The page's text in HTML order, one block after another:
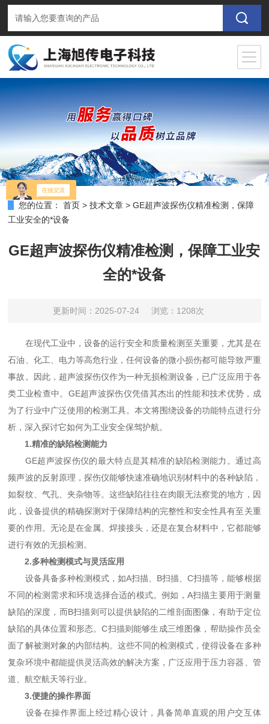
您的位置： 首页 >技术文章 >GE超声波探伤仪精准检测，保障
工业安全的*设备
GE超声波探伤仪精准检测，保障工业安
全的*设备
更新时间：2025-07-24 浏览：1208次
在现代工业中，设备的运行安全和质量检测至关重要，尤其是在
石油、化工、电力等高危行业，任何设备的微小损伤都可能导致严重
事故。因此，超声波探伤仪作为一种无损检测设备，已广泛应用于各
类工业检查中。GE超声波探伤仪凭借其杰出的性能和技术优势，成
为了行业中广泛使用的检测工具。本文将围绕设备的功能特点进行分
析，深入探讨它如何为工业安全保驾护航。
1.精准的缺陷检测能力
GE超声波探伤仪的最大特点是其精准的缺陷检测能力。通过高
频声波的反射原理，探伤仪能够快速准确地识别材料中的各种缺陷，
如裂纹、气孔、夹杂物等。这些缺陷往往在肉眼无法察觉的地方，因
此，设备提供的精确探测对于保障结构的完整性和安全性具有至关重
要的作用。无论是在金属、焊接接头，还是在复合材料中，它都能够
进行有效的无损检测。
2.多种检测模式与灵活应用
设备具备多种检测模式，如A扫描、B扫描、C扫描等，能够根据
不同的检测需求和环境选择合适的模式。例如，A扫描主要用于测量
缺陷的深度，而B扫描则可以提供缺陷的二维剖面图像，有助于定位
缺陷的具体位置和形态。C扫描则能够生成三维图像，帮助操作员全
面了解被测对象的内部结构。这些不同的检测模式，使得设备在多种
复杂环境中都能提供灵活高效的解决方案，广泛应用于压力容器、管
道、航空航天等行业。
3.便捷的操作界面
设备在操作界面上经过精心设计，具备简单直观的用户交互体